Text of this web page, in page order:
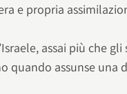
e propria
assai più che
quando assunse